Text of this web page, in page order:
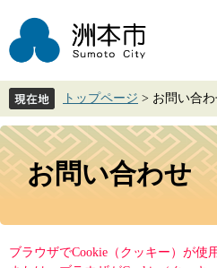
ジ
先
で
す。
ュ
を
ば
し
て
トップページ > お問い合
本
文
お問い合わせ
ブラウザでCookie（クッキー）が使